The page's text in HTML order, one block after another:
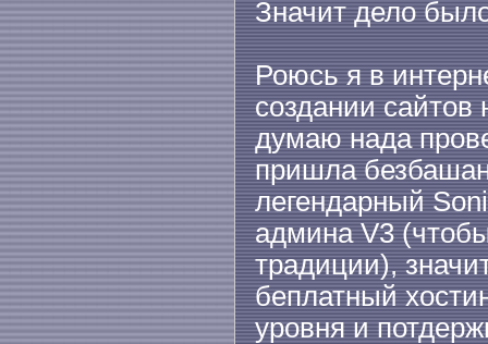
Значит дело
Роюсь я в
создании сайтов
думаю нада
пришла
легендарный
админа V3
традиции),
беплатный
уровня и